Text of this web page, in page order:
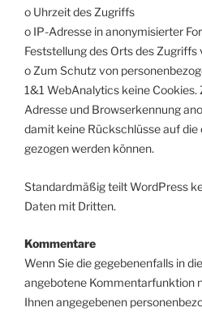
o Uhrzeit des Zugriffs
o IP-Adresse in anonymisierter
Feststellung des Orts des Zugriffs
o Zum Schutz von
1&1 WebAnalytics keine
Adresse und Browserkennung
damit keine Rückschlüsse auf die
gezogen werden können.
Standardmäßig teilt WordPress
Daten mit Dritten.
Kommentare
Wenn Sie die gegebenenfalls in
angebotene Kommentarfunktion
Ihnen angegebenen